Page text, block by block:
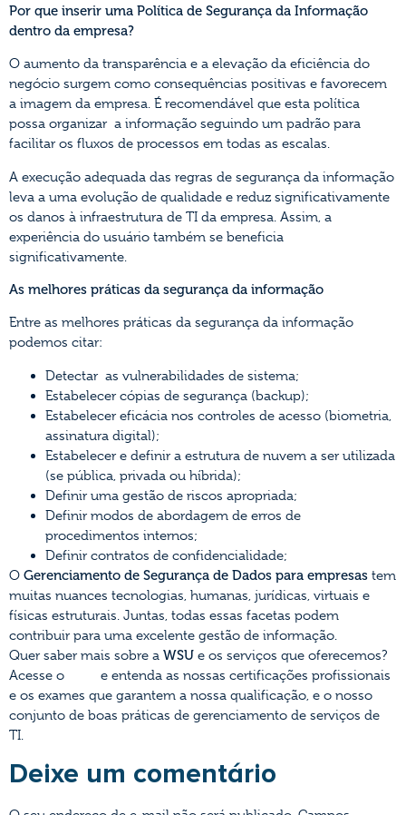
Por que inserir uma Política de Segurança da Informação
dentro da empresa?
O aumento da transparência e a elevação da eficiência do
negócio surgem como consequências positivas e favorecem
a imagem da empresa. É recomendável que esta política
possa organizar a informação seguindo um padrão para
facilitar os fluxos de processos em todas as escalas.
A execução adequada das regras de segurança da informação
leva a uma evolução de qualidade e reduz significativamente
os danos à infraestrutura de TI da empresa. Assim, a
experiência do usuário também se beneficia
significativamente.
As melhores práticas da segurança da informação
Entre as melhores práticas da segurança da informação
podemos citar:
Detectar as vulnerabilidades de sistema;
Estabelecer cópias de segurança (backup);
Estabelecer eficácia nos controles de acesso (biometria,
assinatura digital);
Estabelecer e definir a estrutura de nuvem a ser utilizada
(se pública, privada ou híbrida);
Definir uma gestão de riscos apropriada;
Definir modos de abordagem de erros de
procedimentos internos;
Definir contratos de confidencialidade;
O Gerenciamento de Segurança de Dados para empresas tem
muitas nuances tecnologias, humanas, jurídicas, virtuais e
físicas estruturais. Juntas, todas essas facetas podem
contribuir para uma excelente gestão de informação.
Quer saber mais sobre a WSU e os serviços que oferecemos?
Acesse o
e entenda as nossas certificações profissionais
e os exames que garantem a nossa qualificação, e o nosso
conjunto de boas práticas de gerenciamento de serviços de
TI.
Deixe um comentário